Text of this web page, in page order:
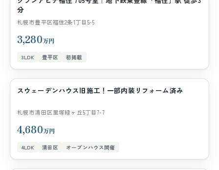
分
札幌市豊平区福住2条1丁目5-5
3,280万円
3LDK 豊平区 初掲載
一戸建て
スウェーデンハウス旧施工！一部内装リフォーム済み
札幌市清田区里塚緑ヶ丘5丁目7-7
4,680万円
4LDK 清田区 オープンハウス開催